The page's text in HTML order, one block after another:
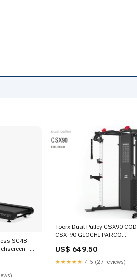
SC48-
-
Km/h -
Utente
Toorx Dual Pulley CSX90 COD.
CSX-90 GIOCHI PARCO
US$ 649.50
★★★★★ 4.5 (27 reviews)